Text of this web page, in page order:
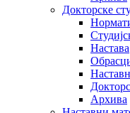
Докторске
Настава
Архива